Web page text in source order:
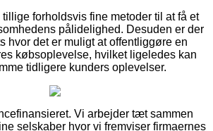
forholdsvis fine metoder til at få et
pålidelighed. Desuden er der
hvor det er muligt at offentliggøre en
købsoplevelse, hvilket ligeledes kan
tidligere kunders oplevelser.
Vi arbejder tæt sammen
selskaber hvor vi fremviser firmaernes